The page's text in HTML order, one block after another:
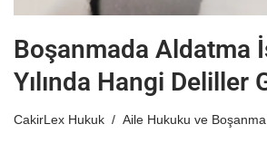
Boşanmada Aldatma
Yılında Hangi Deliller
CakirLex Hukuk Aile Hukuku ve Boşanma